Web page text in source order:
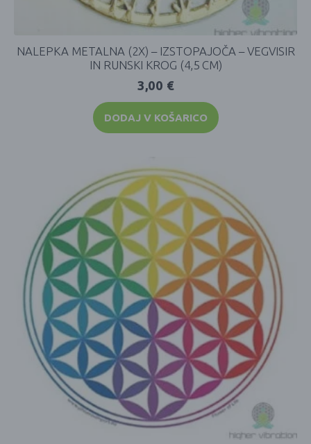
NALEPKA METALNA (2X) – IZSTOPAJOČA – VEGVISIR
IN RUNSKI KROG (4,5 CM)
3,00 €
DODAJ V KOŠARICO